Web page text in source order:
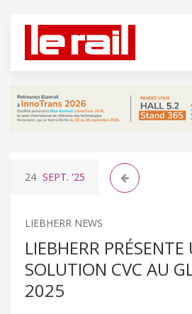
24 SEPT. '25
LIEBHERR NEWS
LIEBHERR PRÉSENTE
SOLUTION CVC AU
2025